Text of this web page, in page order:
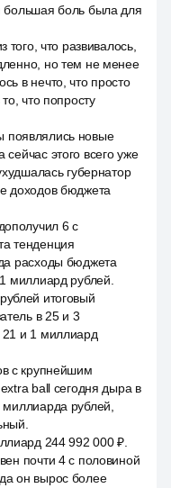
большая боль была для
того, что развивалось,
но тем не менее
в нечто, что просто
что попросту
новые
этого всего уже
губернатор
доходов бюджета
6 с
тенденция
расходы бюджета
миллиард рублей.
итоговый
в 25 и 3
21 и 1 миллиард
с крупнейшим
ball сегодня дыра в
рублей,
244 992 000 ₽.
почти 4 с половиной
он вырос более